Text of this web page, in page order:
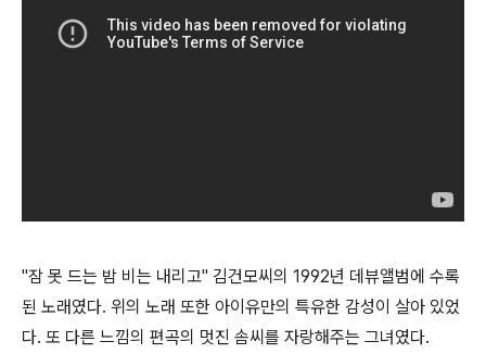
"잠 못 드는 밤 비는 내리고" 김건모씨의 1992년 데뷰앨범에 수록
된 노래였다. 위의 노래 또한 아이유만의 특유한 감성이 살아 있었
다. 또 다른 느낌의 편곡의 멋진 솜씨를 자랑해주는 그녀였다.